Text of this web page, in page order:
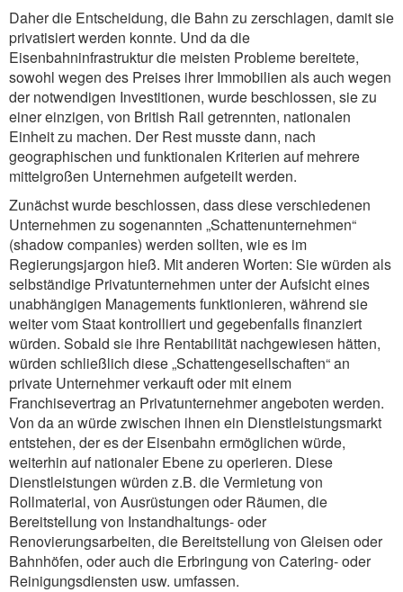
Daher die Entscheidung, die Bahn zu zerschlagen, damit sie
privatisiert werden konnte. Und da die
Eisenbahninfrastruktur die meisten Probleme bereitete,
sowohl wegen des Preises ihrer Immobilien als auch wegen
der notwendigen Investitionen, wurde beschlossen, sie zu
einer einzigen, von British Rail getrennten, nationalen
Einheit zu machen. Der Rest musste dann, nach
geographischen und funktionalen Kriterien auf mehrere
mittelgroßen Unternehmen aufgeteilt werden.
Zunächst wurde beschlossen, dass diese verschiedenen
Unternehmen zu sogenannten „Schattenunternehmen“
(shadow companies) werden sollten, wie es im
Regierungsjargon hieß. Mit anderen Worten: Sie würden als
selbständige Privatunternehmen unter der Aufsicht eines
unabhängigen Managements funktionieren, während sie
weiter vom Staat kontrolliert und gegebenfalls finanziert
würden. Sobald sie ihre Rentabilität nachgewiesen hätten,
würden schließlich diese „Schattengesellschaften“ an
private Unternehmer verkauft oder mit einem
Franchisevertrag an Privatunternehmer angeboten werden.
Von da an würde zwischen ihnen ein Dienstleistungsmarkt
entstehen, der es der Eisenbahn ermöglichen würde,
weiterhin auf nationaler Ebene zu operieren. Diese
Dienstleistungen würden z.B. die Vermietung von
Rollmaterial, von Ausrüstungen oder Räumen, die
Bereitstellung von Instandhaltungs- oder
Renovierungsarbeiten, die Bereitstellung von Gleisen oder
Bahnhöfen, oder auch die Erbringung von Catering- oder
Reinigungsdiensten usw. umfassen.